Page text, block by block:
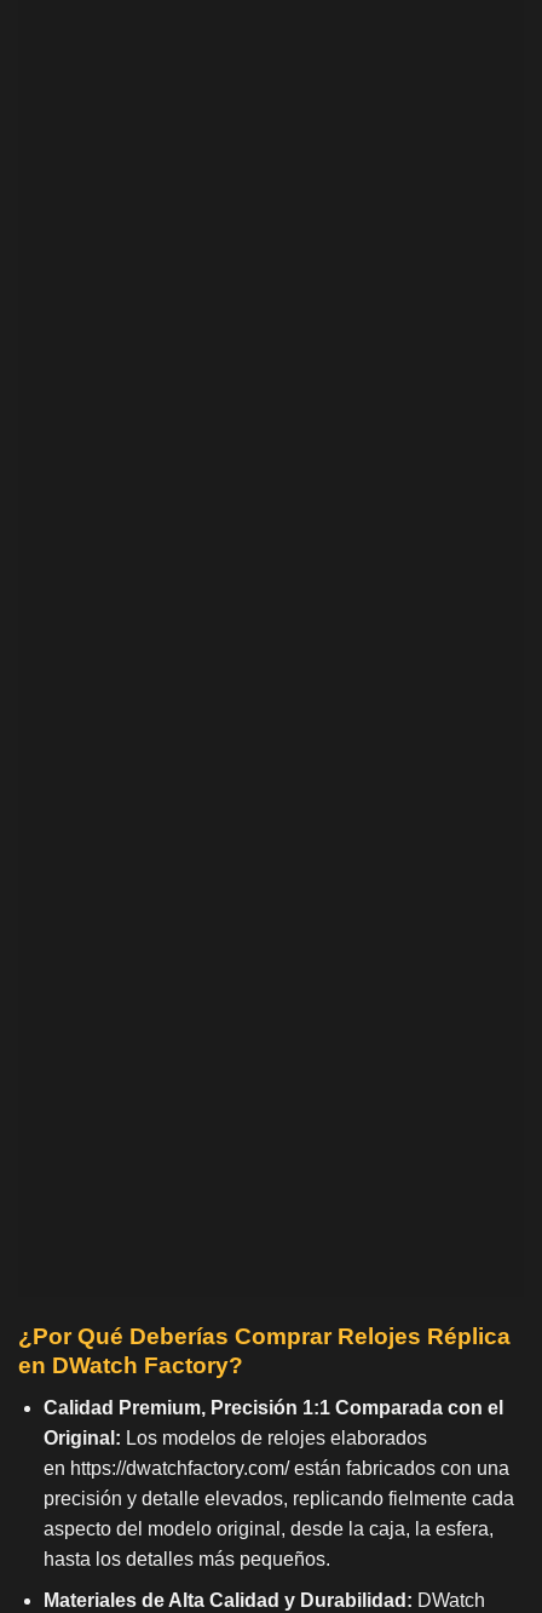
¿Por Qué Deberías Comprar Relojes Réplica
en DWatch Factory?
Calidad Premium, Precisión 1:1 Comparada con el
Original: Los modelos de relojes elaborados
en https://dwatchfactory.com/están fabricados con una
precisión y detalle elevados, replicando fielmente cada
aspecto del modelo original, desde la caja, la esfera,
hasta los detalles más pequeños.
Materiales de Alta Calidad y Durabilidad: DWatch